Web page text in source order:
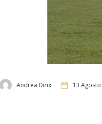
Andrea Dirix 13